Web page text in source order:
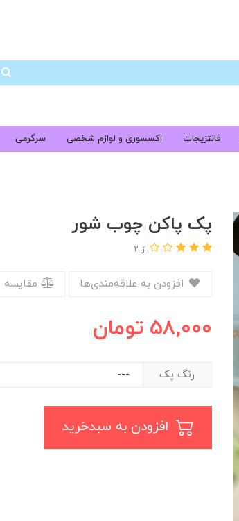
فانتزیجات اکسسوری و لوازم شخصی سرگرمی
پک پاکن چوب شور
از 2
58,000 تومان
رنگ پک